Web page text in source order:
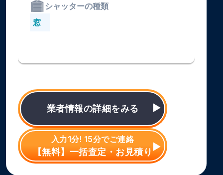
シャッターの種類
窓
業者情報の詳細をみる
入力1分! 15分でご連絡
【無料】一括査定・お見積り